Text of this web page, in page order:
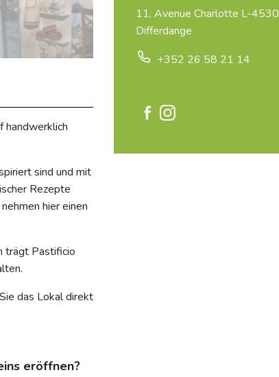
handwerklich
sind und mit
Rezepte
hier einen
trägt Pastificio
das Lokal direkt
eröffnen?
11, Avenue Charlotte L-4530
Differdange
+352 26 58 21 14